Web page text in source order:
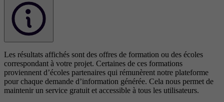
Les résultats affichés sont des offres de formation ou des écoles
correspondant à votre projet. Certaines de ces formations
proviennent d’écoles partenaires qui rémunèrent notre plateforme
pour chaque demande d’information générée. Cela nous permet de
maintenir un service gratuit et accessible à tous les utilisateurs.